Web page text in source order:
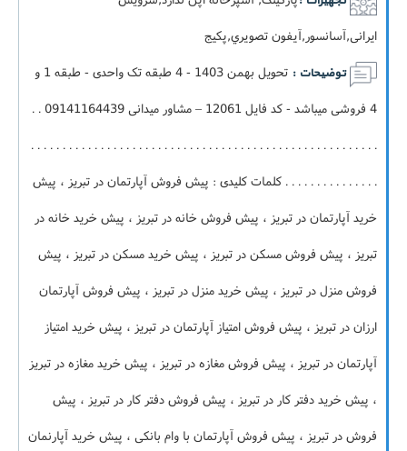
ایرانی,آسانسور,آيفون تصويري,پکيج
توضیحات :
تحویل بهمن 1403 - 4 طبقه تک واحدی - طبقه 1 و
4 فروشی میباشد - کد فایل 12061 – مشاور میدانی 09141164439 . .
. . . . . . . . . . . . . . . . . . . . . . . . . . . . . . . . . . . . . . . . . . . . . . . . . . . . . . .
. . . . . . . . . . . . . . . کلمات کلیدی : پیش فروش آپارتمان در تبریز ، پیش
خرید آپارتمان در تبریز ، پیش فروش خانه در تبریز ، پیش خرید خانه در
تبریز ، پیش فروش مسکن در تبریز ، پیش خرید مسکن در تبریز ، پیش
فروش منزل در تبریز ، پیش خرید منزل در تبریز ، پیش فروش آپارتمان
ارزان در تبریز ، پیش فروش امتیاز آپارتمان در تبریز ، پیش خرید امتیاز
آپارتمان در تبریز ، پیش فروش مغازه در تبریز ، پیش خرید مغازه در تبریز
، پیش خرید دفتر کار در تبریز ، پیش فروش دفتر کار در تبریز ، پیش
فروش در تبریز ، پیش فروش آپارتمان با وام بانکی ، پیش خرید آپارنمان